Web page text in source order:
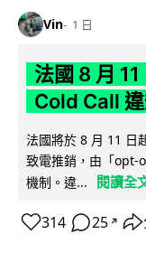
Vin 1 日
法國 8 月
Cold Call
法國將於 8 月 11 日
致電推銷，由「opt-
機制。違...
閱讀全
314 25 ↗